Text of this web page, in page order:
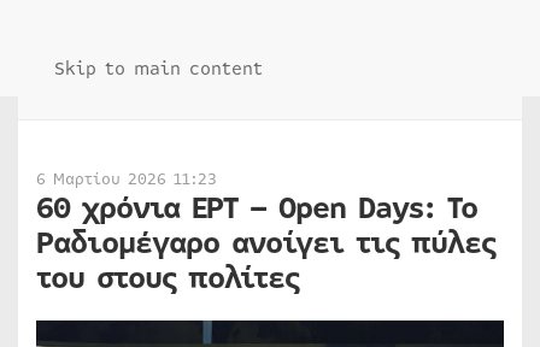
Skip to main content
6 Μαρτίου 2026 11:23
60 χρόνια ΕΡΤ – Open Days: Το
Ραδιομέγαρο ανοίγει τις πύλες
του στους πολίτες